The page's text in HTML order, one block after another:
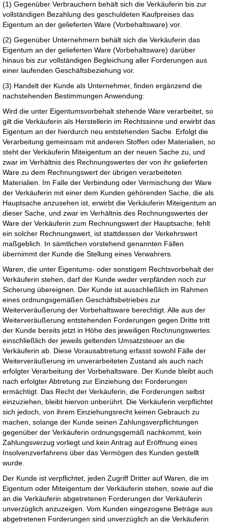
(1) Gegenüber Verbrauchern behält sich die Verkäuferin bis zur
vollständigen Bezahlung des geschuldeten Kaufpreises das
Eigentum an der gelieferten Ware (Vorbehaltsware) vor.
(2) Gegenüber Unternehmern behält sich die Verkäuferin das
Eigentum an der gelieferten Ware (Vorbehaltsware) darüber
hinaus bis zur vollständigen Begleichung aller Forderungen aus
einer laufenden Geschäftsbeziehung vor.
(3) Handelt der Kunde als Unternehmer, finden ergänzend die
nachstehenden Bestimmungen Anwendung:
Wird die unter Eigentumsvorbehalt stehende Ware verarbeitet, so
gilt die Verkäuferin als Herstellerin im Rechtssinne und erwirbt das
Eigentum an der hierdurch neu entstehenden Sache. Erfolgt die
Verarbeitung gemeinsam mit anderen Stoffen oder Materialien, so
steht der Verkäuferin Miteigentum an der neuen Sache zu, und
zwar im Verhältnis des Rechnungswertes der von ihr gelieferten
Ware zu dem Rechnungswert der übrigen verarbeiteten
Materialien. Im Falle der Verbindung oder Vermischung der Ware
der Verkäuferin mit einer dem Kunden gehörenden Sache, die als
Hauptsache anzusehen ist, erwirbt die Verkäuferin Miteigentum an
dieser Sache, und zwar im Verhältnis des Rechnungswertes der
Ware der Verkäuferin zum Rechnungswert der Hauptsache; fehlt
ein solcher Rechnungswert, ist stattdessen der Verkehrswert
maßgeblich. In sämtlichen vorstehend genannten Fällen
übernimmt der Kunde die Stellung eines Verwahrers.
Waren, die unter Eigentums- oder sonstigem Rechtsvorbehalt der
Verkäuferin stehen, darf der Kunde weder verpfänden noch zur
Sicherung übereignen. Der Kunde ist ausschließlich im Rahmen
eines ordnungsgemäßen Geschäftsbetriebes zur
Weiterveräußerung der Vorbehaltsware berechtigt. Alle aus der
Weiterveräußerung entstehenden Forderungen gegen Dritte tritt
der Kunde bereits jetzt in Höhe des jeweiligen Rechnungswertes
einschließlich der jeweils geltenden Umsatzsteuer an die
Verkäuferin ab. Diese Vorausabtretung erfasst sowohl Fälle der
Weiterveräußerung im unverarbeiteten Zustand als auch nach
erfolgter Verarbeitung der Vorbehaltsware. Der Kunde bleibt auch
nach erfolgter Abtretung zur Einziehung der Forderungen
ermächtigt. Das Recht der Verkäuferin, die Forderungen selbst
einzuziehen, bleibt hiervon unberührt. Die Verkäuferin verpflichtet
sich jedoch, von ihrem Einziehungsrecht keinen Gebrauch zu
machen, solange der Kunde seinen Zahlungsverpflichtungen
gegenüber der Verkäuferin ordnungsgemäß nachkommt, kein
Zahlungsverzug vorliegt und kein Antrag auf Eröffnung eines
Insolvenzverfahrens über das Vermögen des Kunden gestellt
wurde.
Der Kunde ist verpflichtet, jeden Zugriff Dritter auf Waren, die im
Eigentum oder Miteigentum der Verkäuferin stehen, sowie auf die
an die Verkäuferin abgetretenen Forderungen der Verkäuferin
unverzüglich anzuzeigen. Vom Kunden eingezogene Beträge aus
abgetretenen Forderungen sind unverzüglich an die Verkäuferin